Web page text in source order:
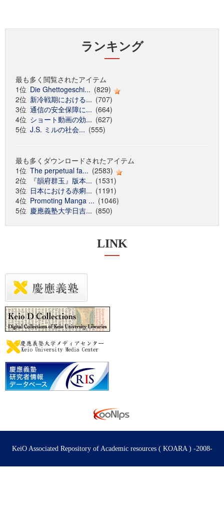
ランキング
最も多く閲覧されたアイテム
1位 Die Ghettogeschi... (829)
2位 新冷戦期における... (707)
3位 通信の安全保障に... (664)
4位 ショート動画の効... (627)
5位 J.S. ミルの社会... (555)
最も多くダウンロードされたアイテム
1位 The perpetual fa... (2583)
2位
『韻府群玉』版本... (1531)
3位 日本における赤痢... (1191)
4位 Promoting Manga ... (1046)
5位 慶應義塾大学日吉... (850)
LINK
KeiO Associated Repository of Academic resources ( KOARA ) -2008-